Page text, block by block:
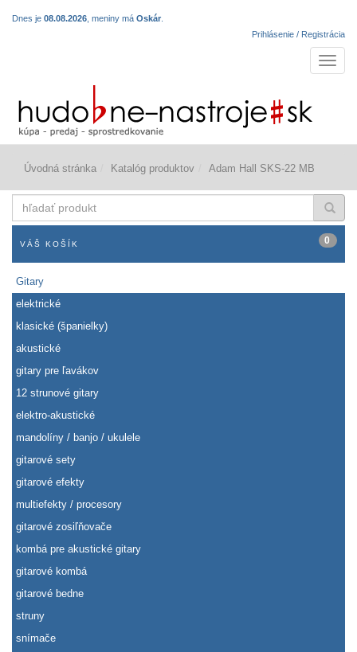
Dnes je 08.08.2026 , meniny má Oskár
Prihlásenie / Registrácia
Úvodná stránka Katalóg produktov Adam Hall SKS-22 MB
produkt
VÁŠ KOŠÍK 0
Gitary
elektrické
klasické (španielky)
akustické
gitary pre ľavákov
12 strunové gitary
elektro-akustické
mandolíny / banjo / ukulele
gitarové sety
gitarové efekty
multiefekty / procesory
gitarové zosiľňovače
kombá pre akustické gitary
gitarové kombá
gitarové bedne
struny
snímače